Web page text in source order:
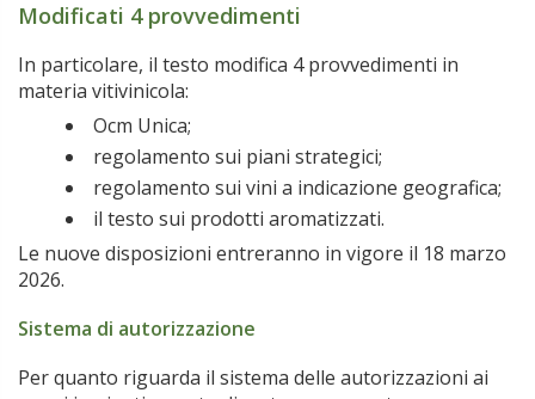
Modificati 4 provvedimenti
In particolare, il testo modifica 4 provvedimenti in
materia vitivinicola:
Ocm Unica;
regolamento sui piani strategici;
regolamento sui vini a indicazione geografica;
il testo sui prodotti aromatizzati.
Le nuove disposizioni entreranno in vigore il 18 marzo
2026.
Sistema di autorizzazione
Per quanto riguarda il sistema delle autorizzazioni ai